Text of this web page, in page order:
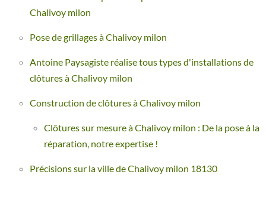
Chalivoy milon
Pose de grillages à Chalivoy milon
Antoine Paysagiste réalise tous types d'installations de
clôtures à Chalivoy milon
Construction de clôtures à Chalivoy milon
Clôtures sur mesure à Chalivoy milon : De la pose à la
réparation, notre expertise !
Précisions sur la ville de Chalivoy milon 18130